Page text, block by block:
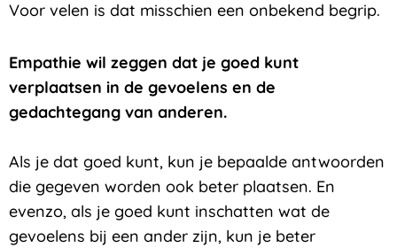
Voor velen is dat misschien een onbekend begrip.
Empathie wil zeggen dat je goed kunt
verplaatsen in de gevoelens en de
gedachtegang van anderen.
Als je dat goed kunt, kun je bepaalde antwoorden
die gegeven worden ook beter plaatsen. En
evenzo, als je goed kunt inschatten wat de
gevoelens bij een ander zijn, kun je beter